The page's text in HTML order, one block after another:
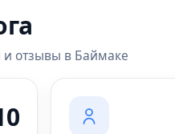
отзывы в Баймаке